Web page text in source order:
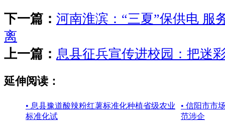
下一篇： 河南淮滨：“三夏”保供电 服
离
上一篇： 息县征兵宣传进校园：把迷
延伸阅读：
• 息县豫道酸辣粉红薯标准化种植省级农业
标准化试
• 信阳市市
范涉企